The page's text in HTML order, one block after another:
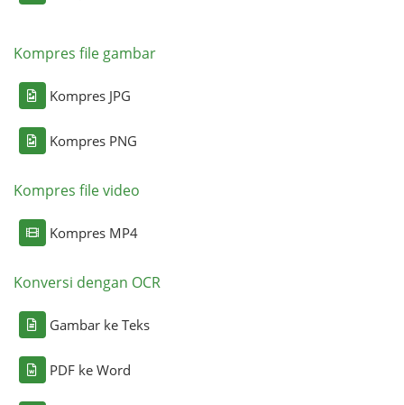
Kompres file gambar
Kompres JPG
Kompres PNG
Kompres file video
Kompres MP4
Konversi dengan OCR
Gambar ke Teks
PDF ke Word